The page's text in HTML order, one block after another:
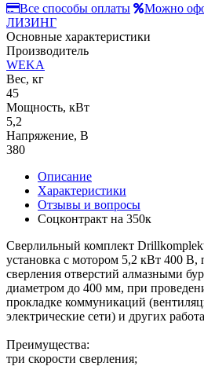
Все способы оплаты
Можно
ЛИЗИНГ
Основные характеристики
Производитель
WEKA
Вес, кг
45
Мощность, кВт
5,2
Напряжение, В
380
Описание
Характеристики
Отзывы и вопросы
Соцконтракт на 350к
Сверлильный комплект
установка с мотором 5,2 кВт 400 В,
сверления отверстий алмазными
диаметром до 400 мм, при
прокладке коммуникаций
электрические сети) и других
Преимущества:
три скорости сверления;